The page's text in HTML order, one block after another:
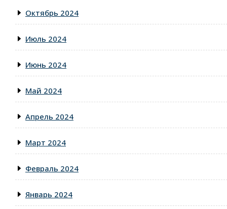
Октябрь 2024
Июль 2024
Июнь 2024
Май 2024
Апрель 2024
Март 2024
Февраль 2024
Январь 2024